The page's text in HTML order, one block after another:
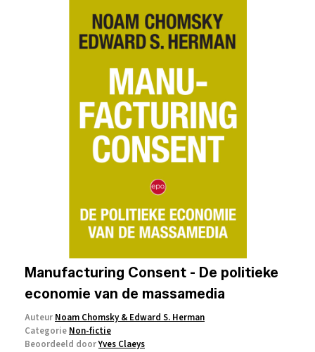
Manufacturing Consent - De politieke
economie van de massamedia
Auteur Noam Chomsky & Edward S. Herman
Categorie Non-fictie
Beoordeeld doorYves Claeys